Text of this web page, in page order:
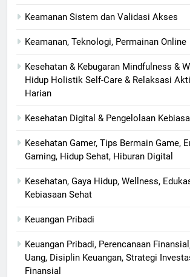
Keamanan Sistem dan Validasi Akses
Keamanan, Teknologi, Permainan Online
Kesehatan & Kebugaran Mindfulness &
Hidup Holistik Self-Care & Relaksasi
Harian
Kesehatan Digital & Pengelolaan
Kesehatan Gamer, Tips Bermain Game,
Gaming, Hidup Sehat, Hiburan Digital
Kesehatan, Gaya Hidup, Wellness,
Kebiasaan Sehat
Keuangan Pribadi
Keuangan Pribadi, Perencanaan
Uang, Disiplin Keuangan, Strategi
Finansial